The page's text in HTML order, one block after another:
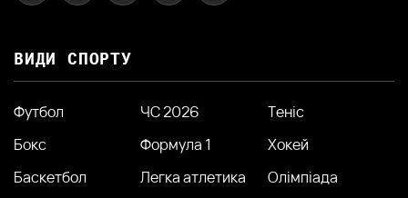
ВИДИ СПОРТУ
Футбол ЧС 2026
Теніс
Бокс
Формула 1
Хокей
Баскетбол
Легка атлетика
Олімпіада